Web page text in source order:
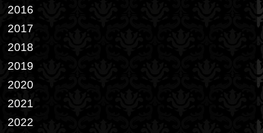
2016
2017
2018
2019
2020
2021
2022